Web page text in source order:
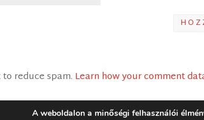
reduce spam. Learn how your comment
A weboldalon a minőségi felhasználói